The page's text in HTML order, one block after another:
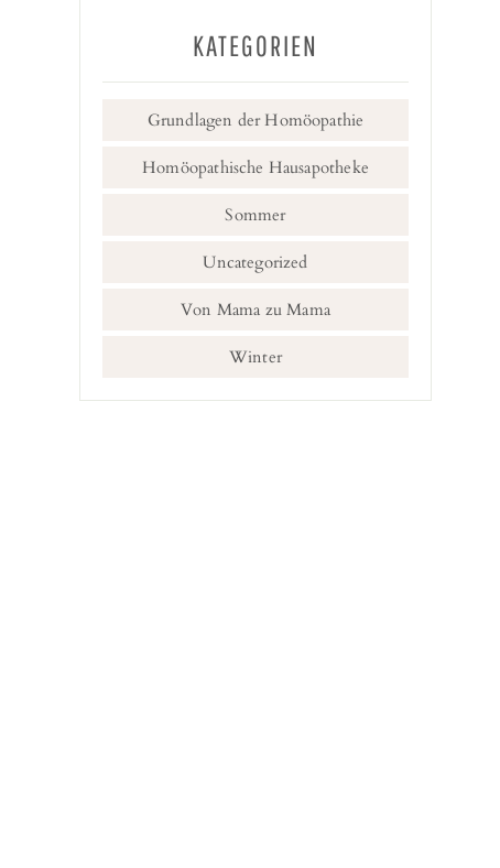
KATEGORIEN
Grundlagen der Homöopathie
Homöopathische Hausapotheke
Sommer
Uncategorized
Von Mama zu Mama
Winter